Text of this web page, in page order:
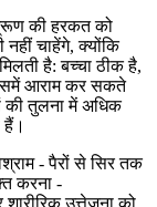
की हरकत को
चाहेंगे, क्योंकि
है: बच्चा ठीक है,
आराम कर सकते
की तुलना में अधिक
हैं।
- पैरों से सिर तक
करना -